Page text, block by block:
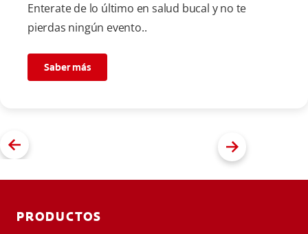
Enterate de lo último en salud bucal y no te
pierdas ningún evento..
Saber más
PRODUCTOS